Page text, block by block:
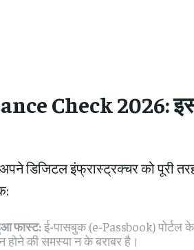
Check 2026:
डिजिटल इंफ्रास्ट्रक्चर को पूरी
फास्ट:ई-पासबुक (e-Passbook) पोर्टल
होने की समस्या न के बराबर है।